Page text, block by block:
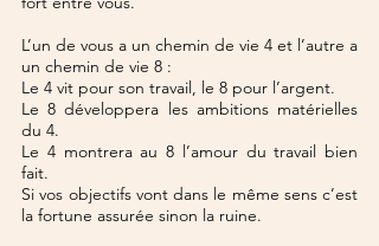
L’un de vous a un chemin de vie 4 et l’autre a
un chemin de vie 8 :
Le 4 vit pour son travail, le 8 pour l’argent.
Le 8 développera les ambitions matérielles
du 4.
Le 4 montrera au 8 l’amour du travail bien
fait.
Si vos objectifs vont dans le même sens c’est
la fortune assurée sinon la ruine.